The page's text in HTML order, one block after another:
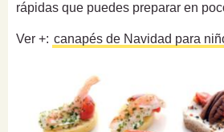
rápidas que puedes preparar en
Ver +: canapés de Navidad para